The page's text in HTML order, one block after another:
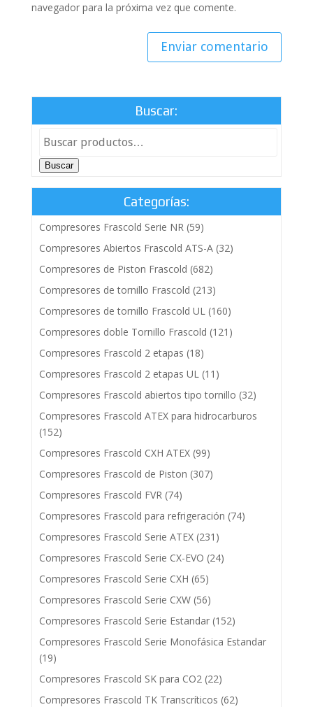
navegador para la próxima vez que comente.
Buscar:
Buscar
Categorías:
Compresores Frascold Serie NR (59)
Compresores Abiertos Frascold ATS-A (32)
Compresores de Piston Frascold (682)
Compresores de tornillo Frascold (213)
Compresores de tornillo Frascold UL (160)
Compresores doble Tornillo Frascold (121)
Compresores Frascold 2 etapas (18)
Compresores Frascold 2 etapas UL (11)
Compresores Frascold abiertos tipo tornillo (32)
Compresores Frascold ATEX para hidrocarburos
(152)
Compresores Frascold CXH ATEX (99)
Compresores Frascold de Piston (307)
Compresores Frascold FVR (74)
Compresores Frascold para refrigeración (74)
Compresores Frascold Serie ATEX (231)
Compresores Frascold Serie CX-EVO (24)
Compresores Frascold Serie CXH (65)
Compresores Frascold Serie CXW (56)
Compresores Frascold Serie Estandar (152)
Compresores Frascold Serie Monofásica Estandar
(19)
Compresores Frascold SK para CO2 (22)
Compresores Frascold TK Transcríticos (62)